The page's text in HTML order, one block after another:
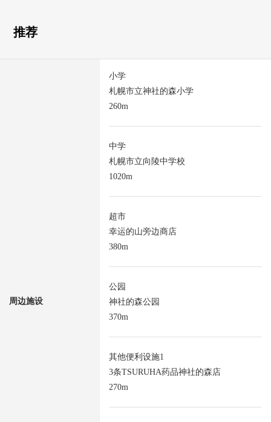
推荐
周边施设
小学
札幌市立神社的森小学
260m
中学
札幌市立向陵中学校
1020m
超市
幸运的山旁边商店
380m
公园
神社的森公园
370m
其他便利设施1
3条TSURUHA药品神社的森店
270m